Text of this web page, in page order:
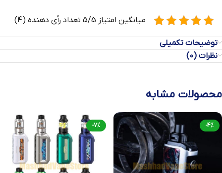
میانگین امتیاز 5/5 تعداد رأی دهنده (4)
توضیحات تکمیلی
نظرات (0)
محصولات مشابه
-4%
-7%